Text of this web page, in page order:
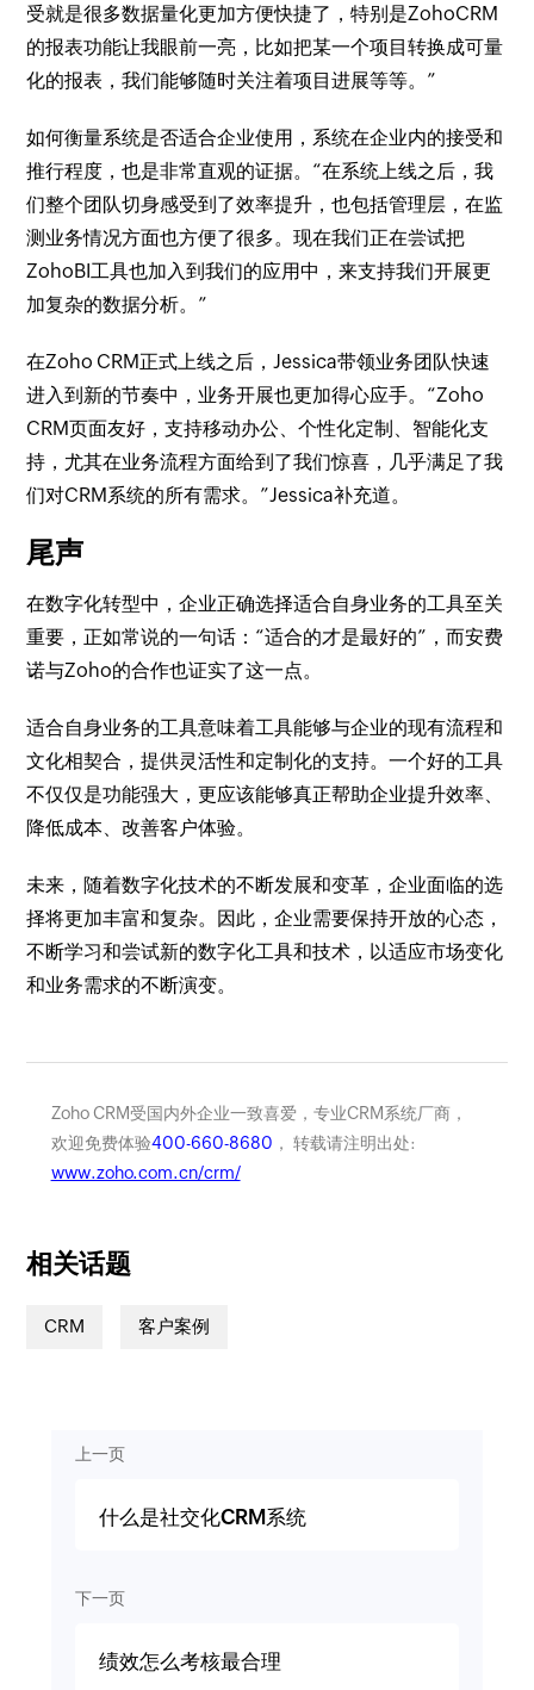
受就是很多数据量化更加方便快捷了，特别是ZohoCRM
的报表功能让我眼前一亮，比如把某一个项目转换成可量
化的报表，我们能够随时关注着项目进展等等。”
如何衡量系统是否适合企业使用，系统在企业内的接受和
推行程度，也是非常直观的证据。“在系统上线之后，我
们整个团队切身感受到了效率提升，也包括管理层，在监
测业务情况方面也方便了很多。现在我们正在尝试把
ZohoBI工具也加入到我们的应用中，来支持我们开展更
加复杂的数据分析。”
在Zoho CRM正式上线之后，Jessica带领业务团队快速
进入到新的节奏中，业务开展也更加得心应手。“Zoho
CRM页面友好，支持移动办公、个性化定制、智能化支
持，尤其在业务流程方面给到了我们惊喜，几乎满足了我
们对CRM系统的所有需求。”Jessica补充道。
尾声
在数字化转型中，企业正确选择适合自身业务的工具至关
重要，正如常说的一句话：“适合的才是最好的”，而安费
诺与Zoho的合作也证实了这一点。
适合自身业务的工具意味着工具能够与企业的现有流程和
文化相契合，提供灵活性和定制化的支持。一个好的工具
不仅仅是功能强大，更应该能够真正帮助企业提升效率、
降低成本、改善客户体验。
未来，随着数字化技术的不断发展和变革，企业面临的选
择将更加丰富和复杂。因此，企业需要保持开放的心态，
不断学习和尝试新的数字化工具和技术，以适应市场变化
和业务需求的不断演变。
Zoho CRM受国内外企业一致喜爱，专业CRM系统厂商，
欢迎免费体验400-660-8680 ， 转载请注明出处:
www.zoho.com.cn/crm/
相关话题
CRM 客户案例
上一页
什么是社交化CRM系统
下一页
绩效怎么考核最合理